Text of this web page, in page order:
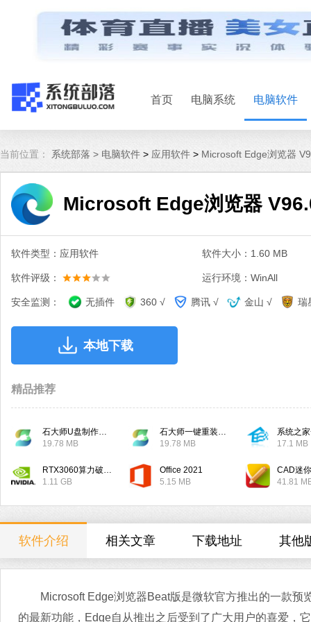
首页 电脑系统 电脑软件
当前位置： 系统部落 > 电脑软件 > 应用软件 > Microsoft Edge浏览器
Microsoft Edge浏览器
软件类型：应用软件 软件大小：1.60 MB
软件评级： 运行环境：WinAll
安全监测： 无插件 360 √ 腾讯 √ 金山 √ 瑞
本地下载
精品推荐
19.78 MB
19.78 MB
系统之
17.1 MB
1.11 GB
Office 2021
5.15 MB
CAD迷
41.81
软件介绍 相关文章 下载地址 其他
Microsoft Edge浏览器Beat版是微软官方推出的一款预
的最新功能，Edge自从推出之后受到了广大用户的喜爱，